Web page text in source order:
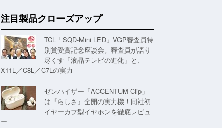
注目製品クローズアップ
TCL「SQD-Mini LED」VGP審査員特
別賞受賞記念座談会。審査員が語り
尽くす「液晶テレビの進化」と、
X11L／C8L／C7Lの実力
ゼンハイザー「ACCENTUM Clip」
は『らしさ』全開の実力機！同社初
イヤーカフ型イヤホンを徹底レビュ
ー